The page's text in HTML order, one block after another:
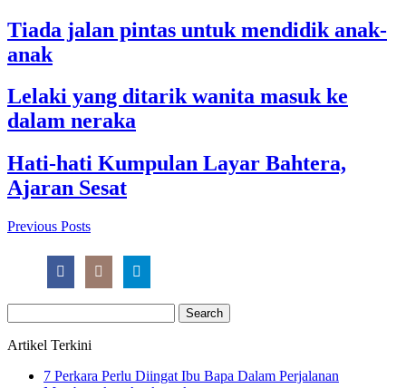
Tiada jalan pintas untuk mendidik anak-
anak
Lelaki yang ditarik wanita masuk ke
dalam neraka
Hati-hati Kumpulan Layar Bahtera,
Ajaran Sesat
Previous Posts
for:
Artikel Terkini
7 Perkara Perlu Diingat Ibu Bapa Dalam Perjalanan